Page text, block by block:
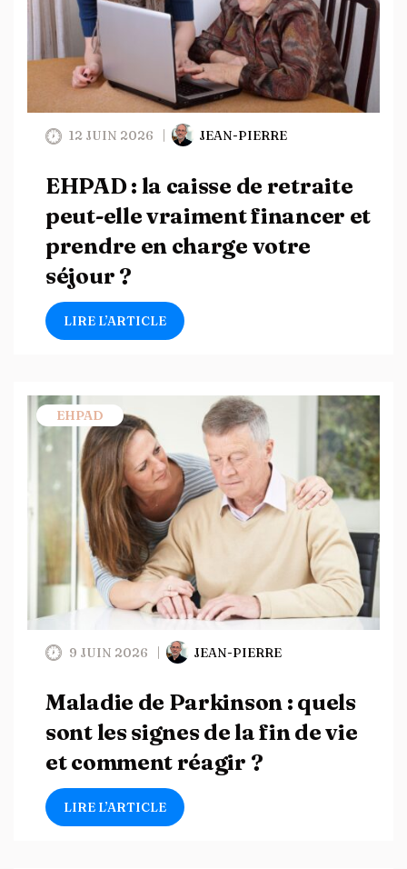
12 JUIN 2026 JEAN-PIERRE
EHPAD : la caisse de retraite
peut-elle vraiment financer et
prendre en charge votre
séjour ?
LIRE L’ARTICLE
EHPAD
9 JUIN 2026 JEAN-PIERRE
Maladie de Parkinson : quels
sont les signes de la fin de vie
et comment réagir ?
LIRE L’ARTICLE